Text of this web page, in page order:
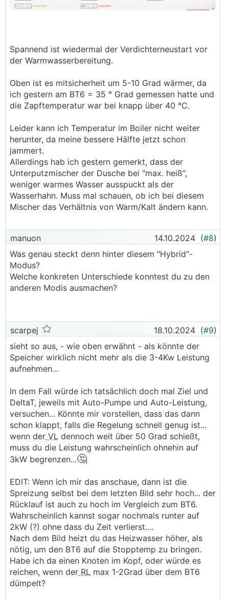
Spannend ist wiedermal der Verdichterneustart vor
der Warmwasserbereitung.
Oben ist es mitsicherheit um 5-10 Grad wärmer, da
ich gestern am BT6 = 35 ° Grad gemessen hatte und
die Zapftemperatur war bei knapp über 40 °C.
Leider kann ich Temperatur im Boiler nicht weiter
herunter, da meine bessere Hälfte jetzt schon
jammert.
Allerdings hab ich gestern gemerkt, dass der
Unterputzmischer der Dusche bei "max. heiß",
weniger warmes Wasser ausspuckt als der
Wasserhahn. Muss mal schauen, ob ich bei diesem
Mischer das Verhältnis von Warm/Kalt ändern kann.
manuon 14.10.2024 (#8)
Was genau steckt denn hinter diesem "Hybrid"-
Modus?
Welche konkreten Unterschiede konntest du zu den
anderen Modis ausmachen?
scarpej 18.10.2024 (#9)
sieht so aus, - wie oben erwähnt - als könnte der
Speicher wirklich nicht mehr als die 3-4Kw Leistung
aufnehmen...
In dem Fall würde ich tatsächlich doch mal Ziel und
DeltaT, jeweils mit Auto-Pumpe und Auto-Leistung,
versuchen... Könnte mir vorstellen, dass das dann
schon klappt, falls die Regelung schnell genug ist...
wenn der VL dennoch weit über 50 Grad schießt,
muss du die Leistung wahrscheinlich ohnehin auf
3kW begrenzen...🤔
EDIT: Wenn ich mir das anschaue, dann ist die
Spreizung selbst bei dem letzten Bild sehr hoch... der
Rücklauf ist auch zu hoch im Vergleich zum BT6.
Wahrscheinlich kannst sogar nochmals runter auf
2kW (?) ohne dass du Zeit verlierst....
Nach dem Bild heizt du das Heizwasser höher, als
nötig, um den BT6 auf die Stopptemp zu bringen.
Habe ich da einen Knoten im Kopf, oder würde es
reichen, wenn der RL max 1-2Grad über dem BT6
dümpelt?